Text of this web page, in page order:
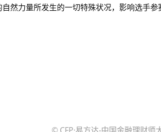
然力量所发生的一切特殊状况，影响选手